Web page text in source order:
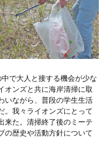
で大人と接する機会が少な
オンズと共に海岸清掃に取
いながら、普段の学生生活
。我々ライオンズにとって
来た。清掃終了後のミーテ
の歴史や活動方針について